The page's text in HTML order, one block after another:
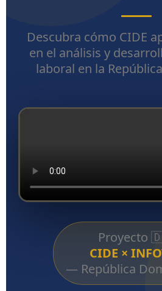
Descubra cómo CIDE
en el análisis y
laboral en la
Proyecto
CIDE ×
— República